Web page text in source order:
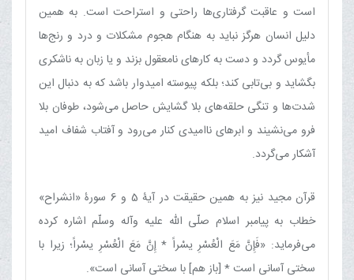
است و عاقبت گرفتاری‌ها راحتی و استراحت است. به همین
دلیل انسان هرگز نباید به هنگام هجوم مشکلات و درد و رنج‌ها
مأیوس گردد و دست به کارهای نامعقول بزند و یا زبان به ناشکری
بگشاید و بی‌تابی کند؛ بلکه پیوسته امیدوار باشد که به دنبال این
شدت‌ها و تنگی حلقه‌های بلا گشایش حاصل می‌شود، طوفان بلا
فرو می‌نشیند و ابرهای ناامیدی کنار می‌رود و آفتاب شفاف امید
آشکار می‌گردد.
قرآن مجید نیز به همین حقیقت در آیۀ 5 و 6 سورۀ «انشراح»
خطاب به پیامبر اسلام صلّی الله علیه وآله وسلّم اشاره کرده
می‌فرماید: «فَإِنَّ مَعَ الْعُسْرِ یسْراً * إِنَّ مَعَ الْعُسْرِ یسْراً؛ زیرا با
سختی آسانی است * [باز هم] با سختی آسانی است».